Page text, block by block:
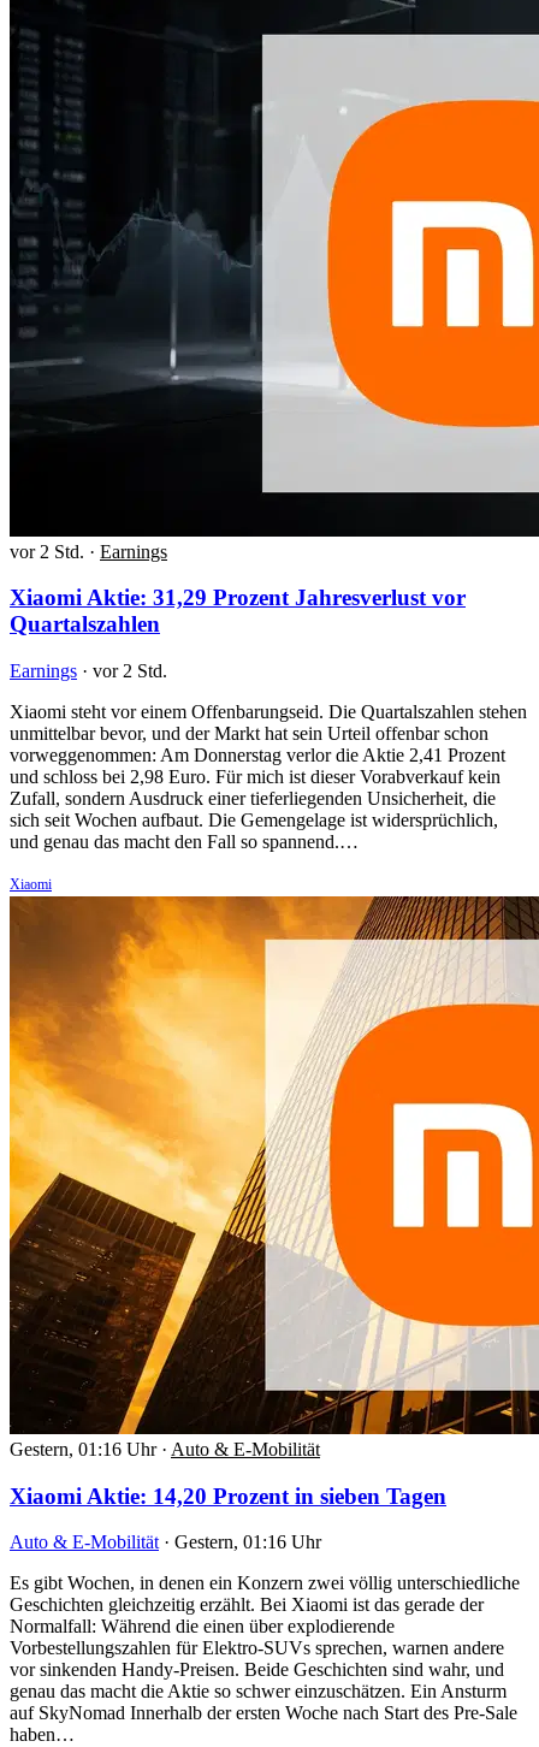
vor 2 Std. · Earnings
Xiaomi Aktie: 31,29 Prozent Jahresverlust vor
Quartalszahlen
Earnings · vor 2 Std.
Xiaomi steht vor einem Offenbarungseid. Die Quartalszahlen stehen
unmittelbar bevor, und der Markt hat sein Urteil offenbar schon
vorweggenommen: Am Donnerstag verlor die Aktie 2,41 Prozent
und schloss bei 2,98 Euro. Für mich ist dieser Vorabverkauf kein
Zufall, sondern Ausdruck einer tieferliegenden Unsicherheit, die
sich seit Wochen aufbaut. Die Gemengelage ist widersprüchlich,
und genau das macht den Fall so spannend.…
Xiaomi
Gestern, 01:16 Uhr · Auto & E-Mobilität
Xiaomi Aktie: 14,20 Prozent in sieben Tagen
Auto & E-Mobilität · Gestern, 01:16 Uhr
Es gibt Wochen, in denen ein Konzern zwei völlig unterschiedliche
Geschichten gleichzeitig erzählt. Bei Xiaomi ist das gerade der
Normalfall: Während die einen über explodierende
Vorbestellungszahlen für Elektro-SUVs sprechen, warnen andere
vor sinkenden Handy-Preisen. Beide Geschichten sind wahr, und
genau das macht die Aktie so schwer einzuschätzen. Ein Ansturm
auf SkyNomad Innerhalb der ersten Woche nach Start des Pre-Sale
haben…